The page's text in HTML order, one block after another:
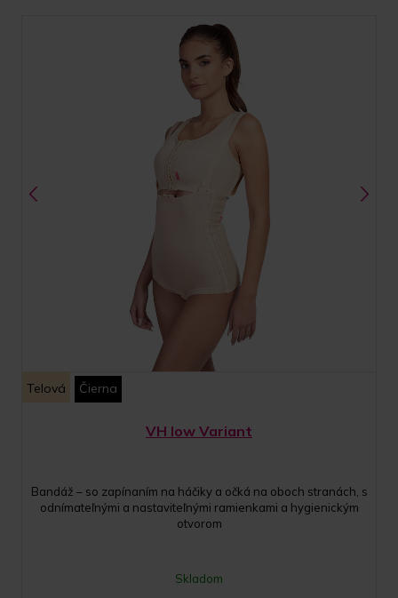
Telová Čierna
VH low Variant
Bandáž – so zapínaním na háčiky a očká na oboch stranách, s
odnímateľnými a nastaviteľnými ramienkami a hygienickým
otvorom
Skladom